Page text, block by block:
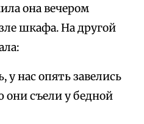
она вечером
шкафа. На другой
у нас опять завелись
съели у бедной